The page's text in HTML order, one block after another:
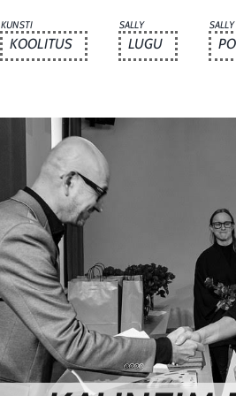
KOOLITUS
KUNSTI
LUGU
SALLY SALLY